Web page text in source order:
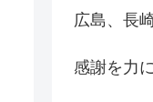
広島、長
感謝を力